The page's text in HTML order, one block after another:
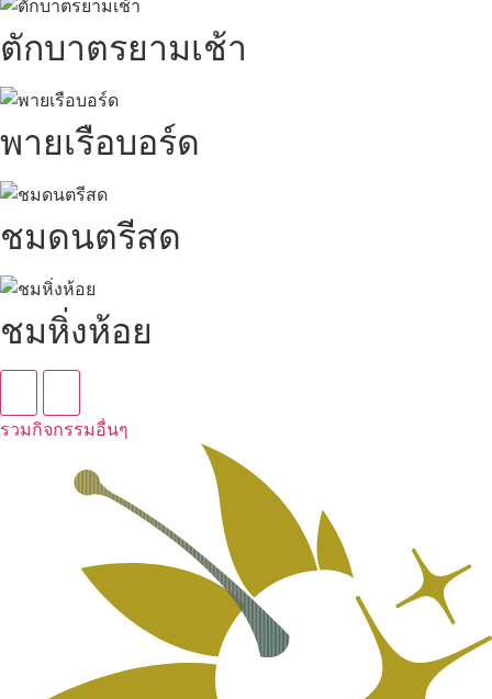
ตักบาตรยามเช้า
พายเรือบอร์ด
ชมดนตรีสด
ชมหิ่งห้อย
รวมกิจกรรมอื่นๆ